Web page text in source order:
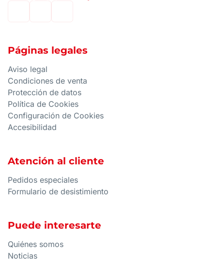
Páginas legales
Aviso legal
Condiciones de venta
Protección de datos
Política de Cookies
Configuración de Cookies
Accesibilidad
Atención al cliente
Pedidos especiales
Formulario de desistimiento
Puede interesarte
Quiénes somos
Noticias